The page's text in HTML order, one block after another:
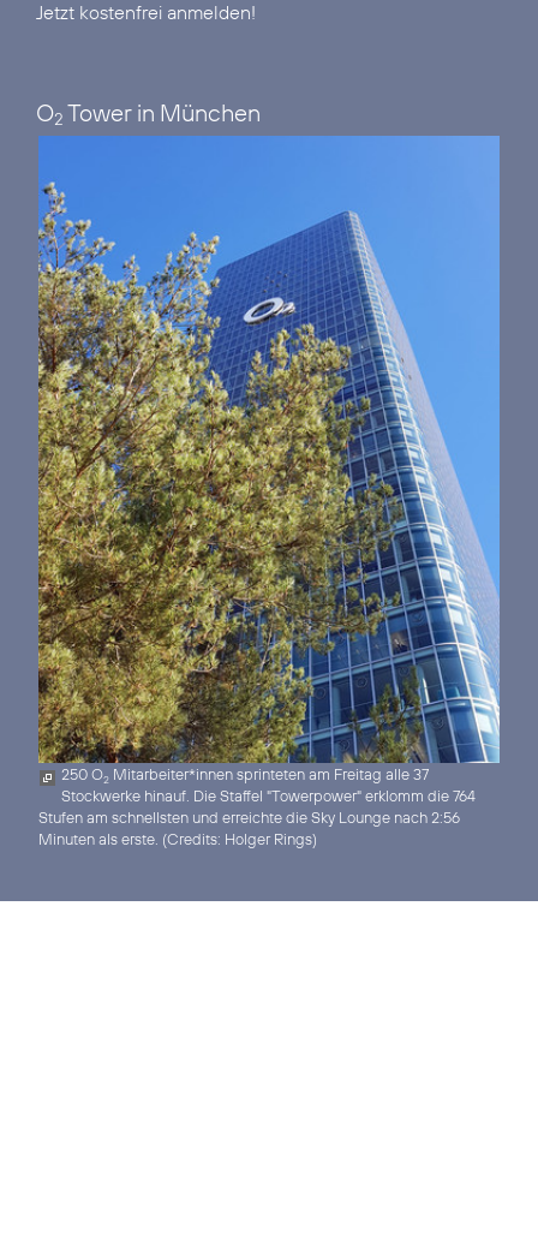
Jetzt kostenfrei anmelden!
O2 Tower in München
250 O2 Mitarbeiter*innen sprinteten am Freitag alle 37
Stockwerke hinauf. Die Staffel "Towerpower" erklomm die 764
Stufen am schnellsten und erreichte die Sky Lounge nach 2:56
Minuten als erste. (Credits: Holger Rings)